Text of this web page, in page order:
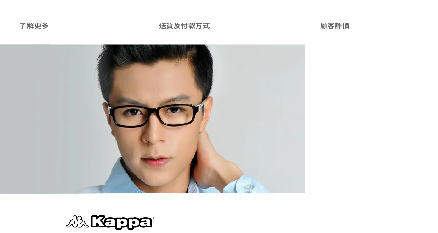
了解更多 送貨及付款方式 顧客評價